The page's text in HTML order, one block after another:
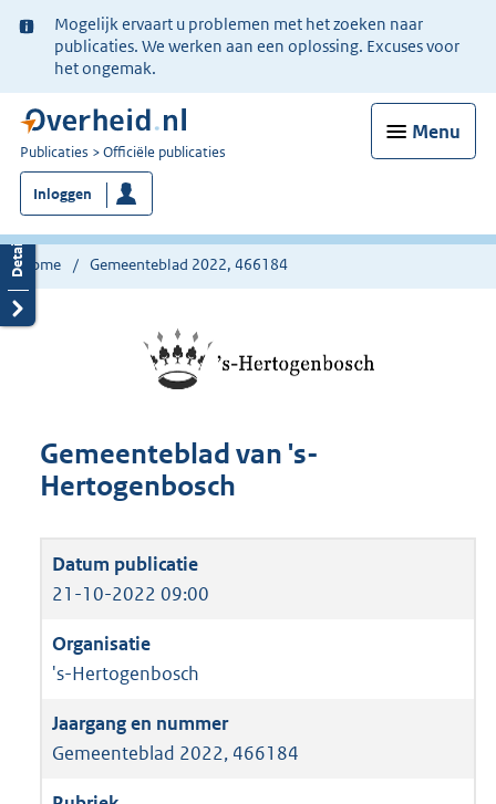
Ter
informatie:
Mogelijk ervaart u problemen met het zoeken naar
publicaties. We werken aan een oplossing. Excuses voor
het ongemak.
Menu
U
bent
nu
hier:
Publicaties Officiële publicaties
Inloggen
Home Gemeenteblad 2022, 466184
Gemeenteblad van 's-
Hertogenbosch
21-10-2022 09:00
's-Hertogenbosch
Gemeenteblad 2022, 466184